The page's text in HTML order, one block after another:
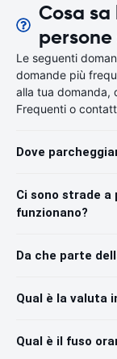
Cosa
Le seguenti
domande più
alla tua domanda,
Frequenti o
Dove
Ci sono strade a
funzionano?
Da che parte
Qual è la valuta
Qual è il fuso